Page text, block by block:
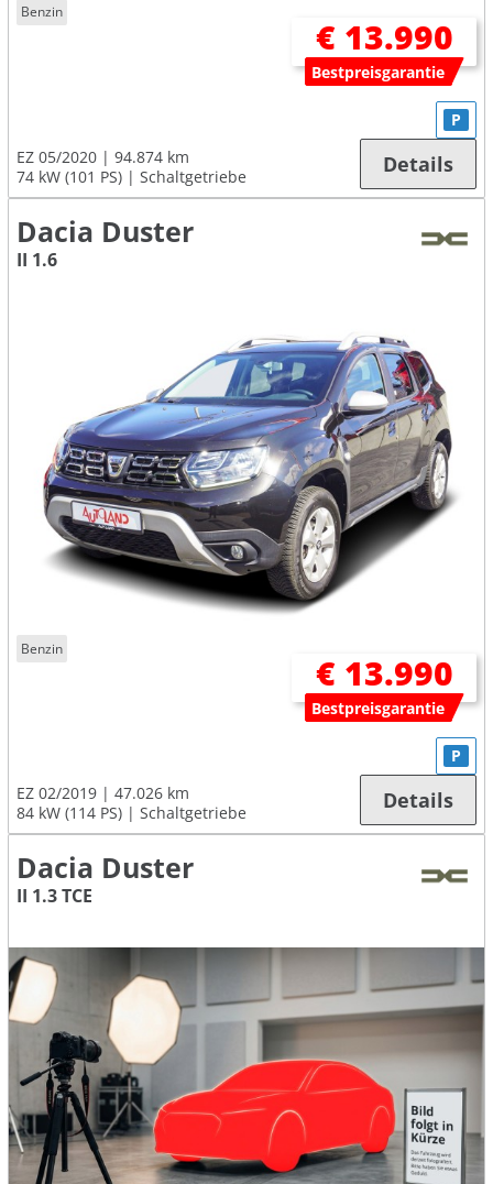
Benzin
€ 13.990
Bestpreisgarantie
EZ 05/2020
94.874 km
74 kW (101 PS)
Schaltgetriebe
P
Details
Dacia Duster
II 1.6
Benzin
€ 13.990
Bestpreisgarantie
EZ 02/2019
47.026 km
84 kW (114 PS)
Schaltgetriebe
P
Details
Dacia Duster
II 1.3 TCE